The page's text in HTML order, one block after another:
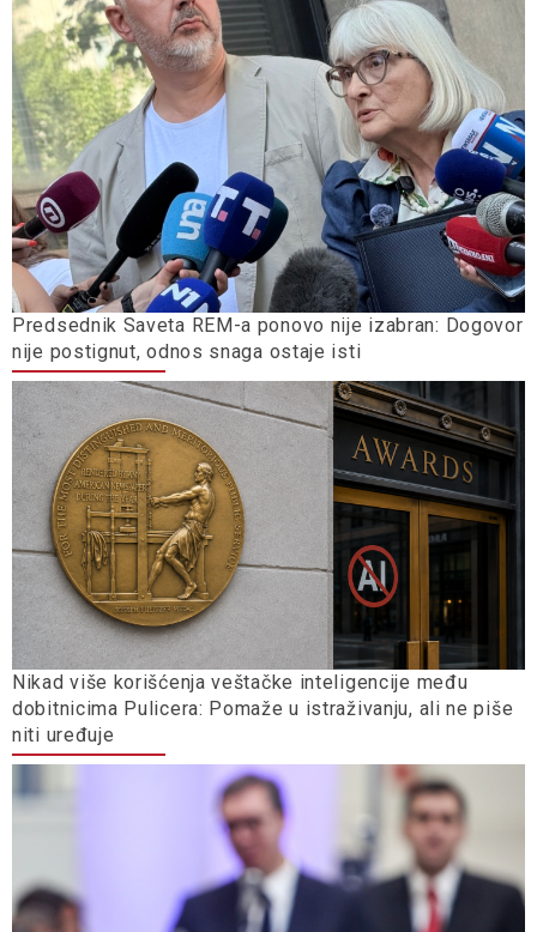
Predsednik Saveta REM-a ponovo nije izabran: Dogovor
nije postignut, odnos snaga ostaje isti
Nikad više korišćenja veštačke inteligencije među
dobitnicima Pulicera: Pomaže u istraživanju, ali ne piše
niti uređuje